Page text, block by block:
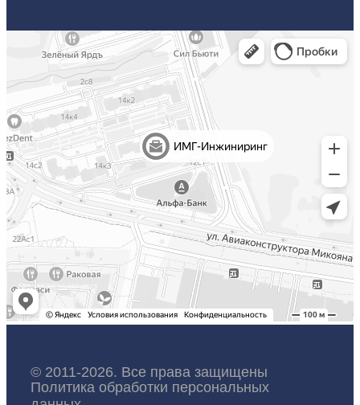
© 2011-2026. Все права защищены
Политика обработки персональных